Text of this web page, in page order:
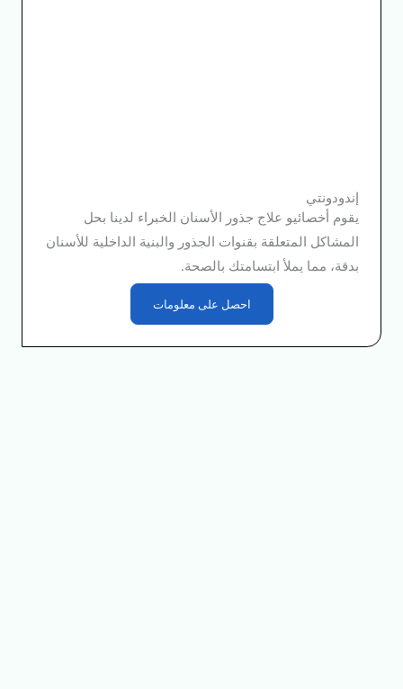
إندودونتي
يقوم أخصائيو علاج جذور الأسنان الخبراء لدينا بحل
المشاكل المتعلقة بقنوات الجذور والبنية الداخلية للأسنان
بدقة، مما يملأ ابتسامتك بالصحة.
احصل على معلومات